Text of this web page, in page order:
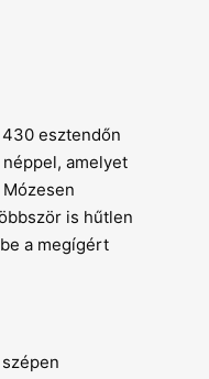
esztendőn
amelyet
is hűtlen
a megígért